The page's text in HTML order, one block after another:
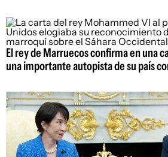
El rey de Marruecos confirma en una
una importante autopista de su país